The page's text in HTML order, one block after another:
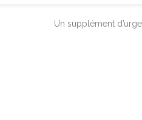
Un supplément